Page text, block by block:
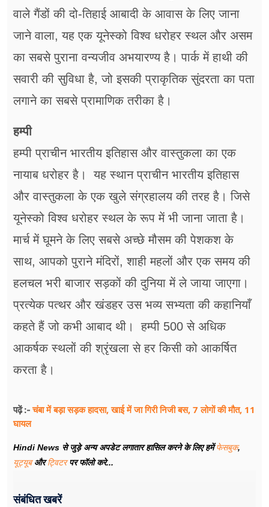
वाले गैंडों की दो-तिहाई आबादी के आवास के लिए जाना
जाने वाला, यह एक यूनेस्को विश्व धरोहर स्थल और असम
का सबसे पुराना वन्यजीव अभयारण्य है। पार्क में हाथी की
सवारी की सुविधा है, जो इसकी प्राकृतिक सुंदरता का पता
लगाने का सबसे प्रामाणिक तरीका है।
हम्पी
हम्पी प्राचीन भारतीय इतिहास और वास्तुकला का एक
नायाब धरोहर है। यह स्थान प्राचीन भारतीय इतिहास
और वास्तुकला के एक खुले संग्रहालय की तरह है। जिसे
यूनेस्को विश्व धरोहर स्थल के रूप में भी जाना जाता है।
मार्च में घूमने के लिए सबसे अच्छे मौसम की पेशकश के
साथ, आपको पुराने मंदिरों, शाही महलों और एक समय की
हलचल भरी बाजार सड़कों की दुनिया में ले जाया जाएगा।
प्रत्येक पत्थर और खंडहर उस भव्य सभ्यता की कहानियाँ
कहते हैं जो कभी आबाद थी। हम्पी 500 से अधिक
आकर्षक स्थलों की श्रृंखला से हर किसी को आकर्षित
करता है।
पढ़ें :-चंबा में बड़ा सड़क हादसा, खाई में जा गिरी निजी बस, 7 लोगों की मौत, 11
घायल
Hindi News से जुड़े अन्य अपडेट लगातार हासिल करने के लिए हमेंफेसबुक,
यूट्यूबऔरट्विटरपर फॉलो करे...
संबंधित खबरें